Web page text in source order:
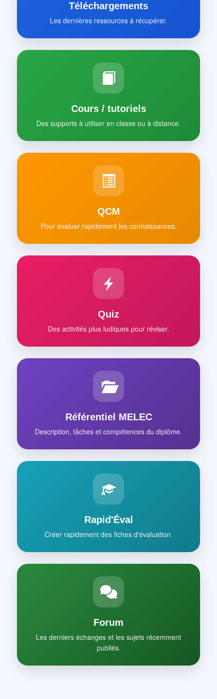
Téléchargements
Les dernières ressources à récupérer.
Cours / tutoriels
Des supports à utiliser en classe ou à distance.
QCM
Pour évaluer rapidement les connaissances.
Quiz
Des activités plus ludiques pour réviser.
Référentiel MELEC
Description, tâches et compétences du diplôme.
Rapid'Éval
Créer rapidement des fiches d'évaluation.
Forum
Les derniers échanges et les sujets récemment
publiés.